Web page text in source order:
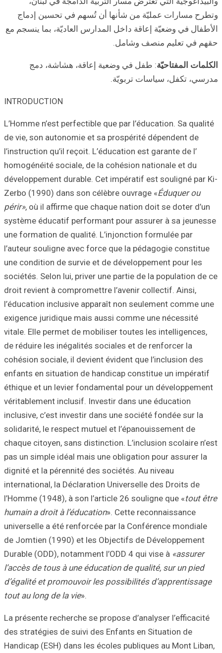
تحسين إدماج
بما ينسجم مع
دمج
L’Homme n’est
de vie, son
l’instruction
homogénéité
développement
Zerbo (1990)
périr», où il
système
une formation
l’auteur
une condition de
sociétés. Selon
droit revient à
l’éducation
exigence
vitale. Elle
de réduire les
cohésion
enfants en
éthique et un
véritablement
inclusive, c’est
solidarité, le
chaque citoyen,
pas un simple
dignité et la
international, la
l’Homme
humain a droit à
universelle a été
de Jomtien
Durable (ODD),
l’accès de tous
d’égalité et
La présente
des stratégies
Handicap (ESH)